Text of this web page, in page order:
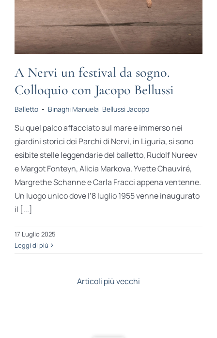
A Nervi un festival da sogno.
Colloquio con Jacopo Bellussi
Balletto - Binaghi Manuela Bellussi Jacopo
Su quel palco affacciato sul mare e immerso nei
giardini storici dei Parchi di Nervi, in Liguria, si sono
esibite stelle leggendarie del balletto, Rudolf Nureev
e Margot Fonteyn, Alicia Markova, Yvette Chauviré,
Margrethe Schanne e Carla Fracci appena ventenne.
Un luogo unico dove l’8 luglio 1955 venne inaugurato
il [...]
17 Luglio 2025
Leggi di più
Articoli più vecchi